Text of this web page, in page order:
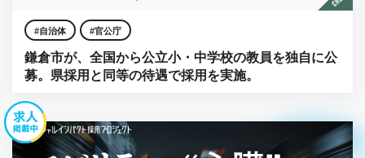
自治体 官公庁
鎌倉市が、全国から公立小・中学校の教員を独自に公
募。県採用と同等の待遇で採用を実施。